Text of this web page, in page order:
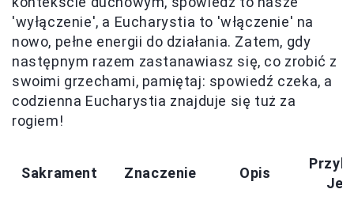
'wyłączenie', a Eucharystia to 'włączenie' na
nowo, pełne energii do działania. Zatem, gdy
następnym razem zastanawiasz się, co zrobić z
swoimi grzechami, pamiętaj: spowiedź czeka, a
codzienna Eucharystia znajduje się tuż za
rogiem!
Sakrament Znaczenie Opis